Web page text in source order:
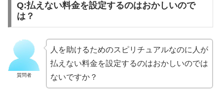
Q:払えない料金を設定するのはおかしいので
は？
質問者
人を助けるためのスピリチュアルなのに人が
払えない料金を設定するのはおかしいのでは
ないですか？